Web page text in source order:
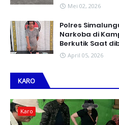
Mei 02, 2026
Polres
Narkoba di
Berkutik Saat
April 05, 2026
KARO
Karo